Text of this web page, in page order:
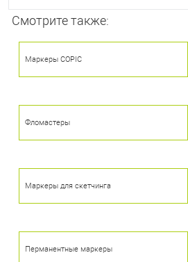
Смотрите также:
Маркеры COPIC
Фломастеры
Маркеры для скетчинга
Перманентные маркеры